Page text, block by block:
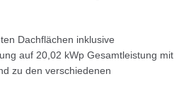
Dachflächen inklusive
auf 20,02 kWp Gesamtleistung mit
zu den verschiedenen